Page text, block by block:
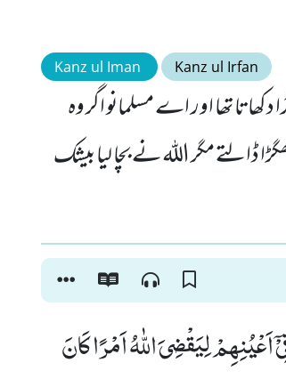
Kanz ul Iman Kanz ul Irfan
تھا اور اے مسلمانو اگر وہ
ڈالتے مگر اللہ نے بچا لیا بیشک
لِیَقْضِیَ اللّٰهُ اَمْرًا كَانَ